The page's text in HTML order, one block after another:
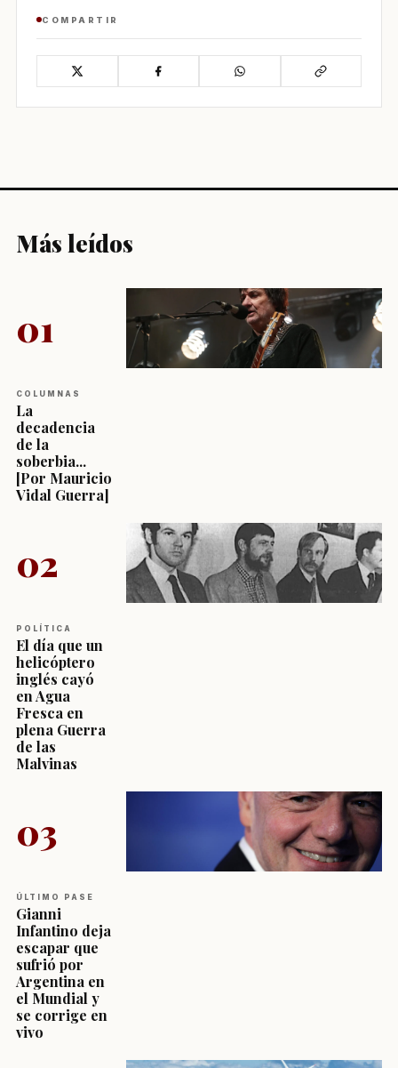
COMPARTIR
Más leídos
01
COLUMNAS
La
decadencia
de la
soberbia...
[Por Mauricio
Vidal Guerra]
02
POLÍTICA
El día que un
helicóptero
inglés cayó
en Agua
Fresca en
plena Guerra
de las
Malvinas
03
ÚLTIMO PASE
Gianni
Infantino deja
escapar que
sufrió por
Argentina en
el Mundial y
se corrige en
vivo